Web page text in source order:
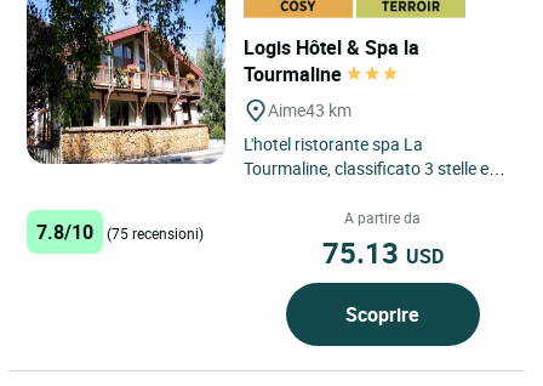
Logis Hôtel & Spa la
Tourmaline
Aime43 km
L'hotel ristorante spa La
Tourmaline, classificato 3 stelle e
Moustiers e Bourg Saint...
7.8/10 (75 recensioni)
A partire da
75.13 USD
Scoprire